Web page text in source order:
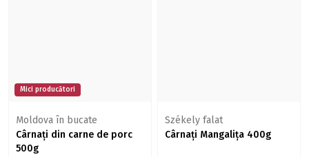
Mici producători
Moldova în bucate
Cârnați din carne de porc
500g
Székely falat
Cârnați Mangalița 400g